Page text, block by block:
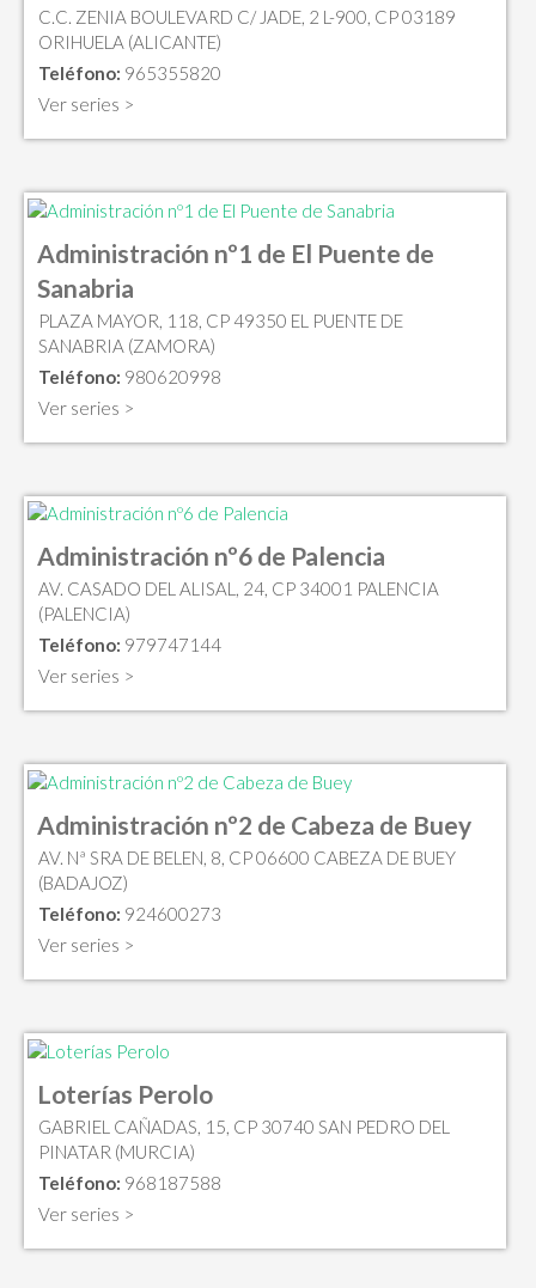
C.C. ZENIA BOULEVARD C/ JADE, 2 L-900, CP 03189
ORIHUELA (ALICANTE)
Teléfono: 965355820
Ver series >
Administración nº1 de El Puente de
Sanabria
PLAZA MAYOR, 118, CP 49350 EL PUENTE DE
SANABRIA (ZAMORA)
Teléfono: 980620998
Ver series >
Administración nº6 de Palencia
AV. CASADO DEL ALISAL, 24, CP 34001 PALENCIA
(PALENCIA)
Teléfono: 979747144
Ver series >
Administración nº2 de Cabeza de Buey
AV. Nª SRA DE BELEN, 8, CP 06600 CABEZA DE BUEY
(BADAJOZ)
Teléfono: 924600273
Ver series >
Loterías Perolo
GABRIEL CAÑADAS, 15, CP 30740 SAN PEDRO DEL
PINATAR (MURCIA)
Teléfono: 968187588
Ver series >